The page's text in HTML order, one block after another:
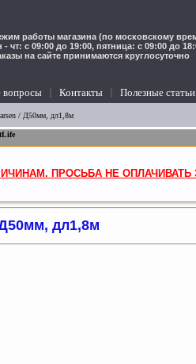
работы магазина (по московскому
- чт: с 09:00 до 19:00, пятница: с 09:00 до
на сайте принимаются круглосуточно
вопросы Контакты Полезные статьи
/ Д50мм, дл1,8м
ПРОСЬБА НЕ ОПЛАЧИВАТЬ
дл1,8м